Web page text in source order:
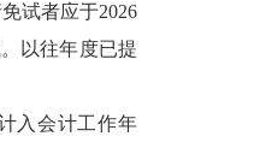
试者应于2026
以往年度已提
入会计工作年